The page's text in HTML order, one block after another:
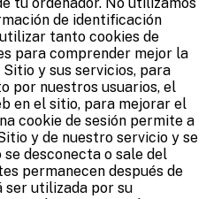
de identificación
tanto cookies de
para comprender mejor la
y sus servicios, para
por nuestros usuarios, el
en el sitio, para mejorar el
cookie de sesión permite a
y de nuestro servicio y se
se desconecta o sale del
permanecen después de
ser utilizada por su